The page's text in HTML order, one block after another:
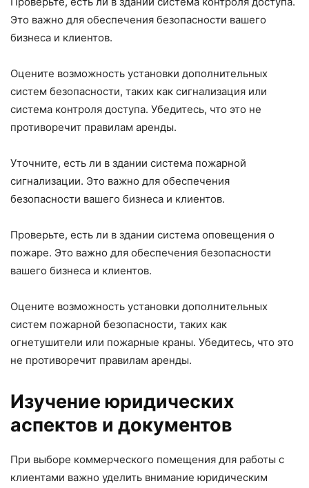
Это важно для обеспечения безопасности вашего
бизнеса и клиентов.
Оцените возможность установки дополнительных
систем безопасности, таких как сигнализация или
система контроля доступа. Убедитесь, что это не
противоречит правилам аренды.
Уточните, есть ли в здании система пожарной
сигнализации. Это важно для обеспечения
безопасности вашего бизнеса и клиентов.
Проверьте, есть ли в здании система оповещения о
пожаре. Это важно для обеспечения безопасности
вашего бизнеса и клиентов.
Оцените возможность установки дополнительных
систем пожарной безопасности, таких как
огнетушители или пожарные краны. Убедитесь, что это
не противоречит правилам аренды.
Изучение юридических
аспектов и документов
При выборе коммерческого помещения для работы с
клиентами важно уделить внимание юридическим